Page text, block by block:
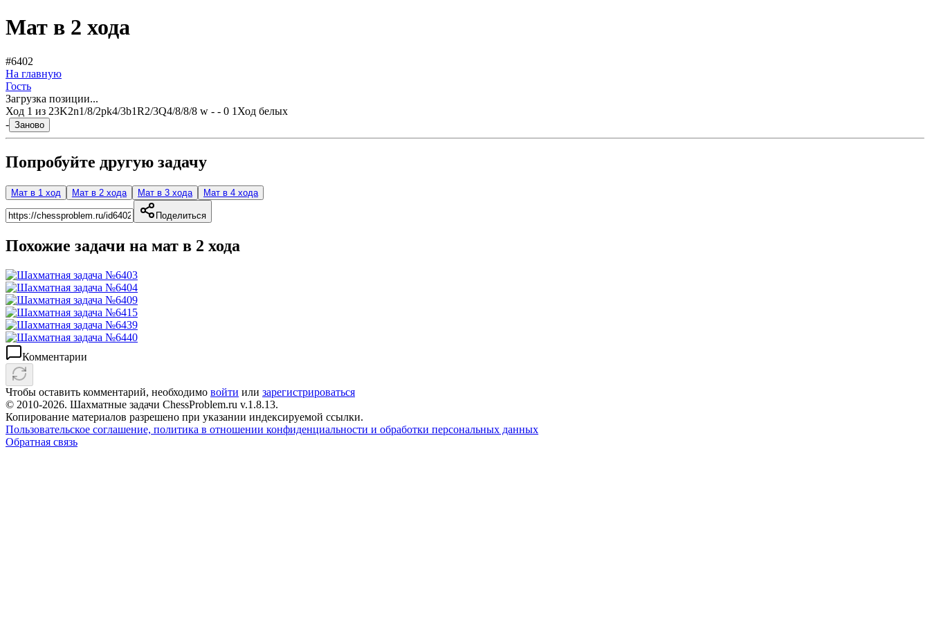
Мат в 2 хода
#6402
На главную
Гость
Загрузка позиции...
Ход 1 из 23K2n1/8/2pk4/3b1R2/3Q4/8/8/8 w - - 0 1 Ход белых
- Заново
Попробуйте другую задачу
Мат в 1 ход Мат в 2 хода Мат в 3 хода Мат в 4 хода
Поделиться
Похожие задачи на мат в 2 хода
Комментарии
Чтобы оставить комментарий, необходимо войти или зарегистрироваться
© 2010-2026. Шахматные задачи ChessProblem.ru v.1.8.13.
Копирование материалов разрешено при указании индексируемой ссылки.
Пользовательское соглашение, политика в отношении конфиденциальности и обработки персональных данных
Обратная связь